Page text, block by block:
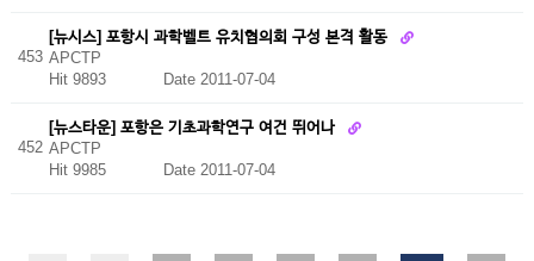
453
[뉴시스] 포항시 과학벨트 유치협의회 구성 본격 활동
APCTP
Hit 9893
Date 2011-07-04
452
[뉴스타운] 포항은 기초과학연구 여건 뛰어나
APCTP
Hit 9985
Date 2011-07-04